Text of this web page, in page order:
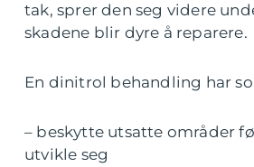
tak, sprer den seg videre
skadene blir dyre å reparere.
En dinitrol behandling har
– beskytte utsatte områder
utvikle seg